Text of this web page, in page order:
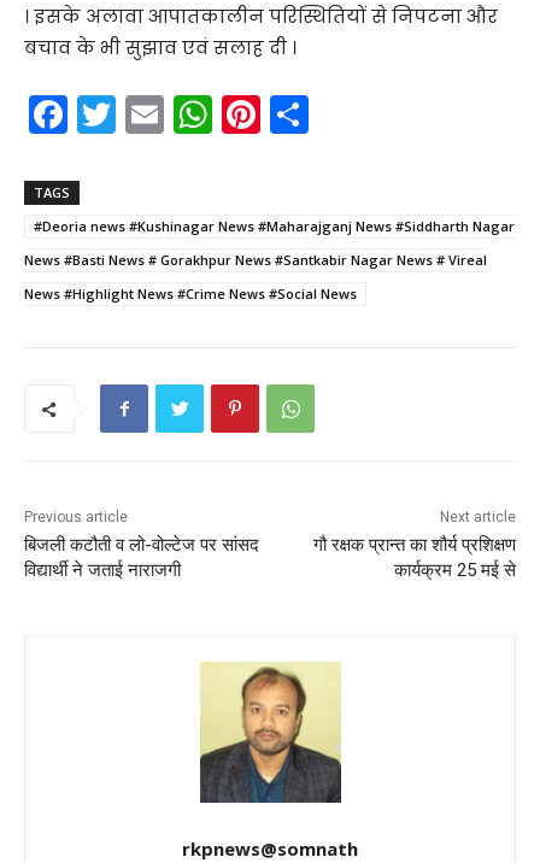
। इसके अलावा आपातकालीन परिस्थितियों से निपटना और
बचाव के भी सुझाव एवं सलाह दी ।
F
a
c
e
b
o
T
w
er
E
m
l
W
h
ts
A
p
Pi
nt
e
st
e
TAGS
#Deoria news #Kushinagar News #Maharajganj News #Siddharth Nagar
News #Basti News # Gorakhpur News #Santkabir Nagar News # Vireal
News #Highlight News #Crime News #Social News
Previous article
बिजली कटौती व लो-वोल्टेज पर सांसद
विद्यार्थी ने जताई नाराजगी
Next article
गौ रक्षक प्रान्त का शौर्य प्रशिक्षण
कार्यक्रम 25 मई से
rkpnews@somnath